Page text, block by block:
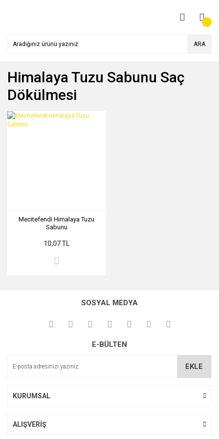
ARA
Himalaya Tuzu Sabunu Saç
Dökülmesi
Mecitefendi Himalaya Tuzu
Sabunu
10,07 TL
SOSYAL MEDYA
E-BÜLTEN
EKLE
KURUMSAL
ALIŞVERİŞ